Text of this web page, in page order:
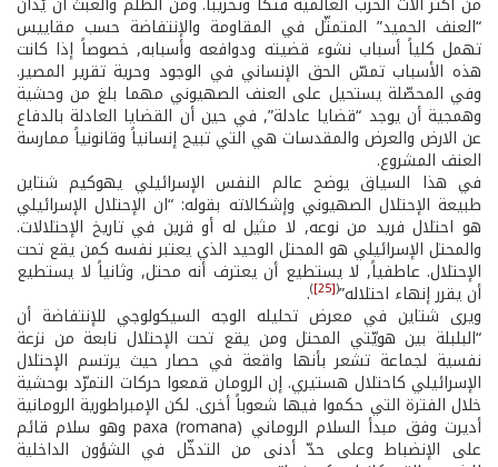
“العنف الحميد” المتمثّل في المقاومة والإنتفاضة حسب مقاييس
تهمل كلياً أسباب نشوء قضيته ودوافعه وأسبابه, خصوصاً إذا كانت
هذه الأسباب تمسّ الحق الإنساني في الوجود وحرية تقرير المصير.
وفي المحصّلة يستحيل على العنف الصهيوني مهما بلغ من وحشية
وهمجية أن يوجد “قضايا عادلة”, في حين أن القضايا العادلة بالدفاع
عن الارض والعرض والمقدسات هي التي تبيح إنسانياً وقانونياً ممارسة
العنف المشروع.
في هذا السياق يوضح عالم النفس الإسرائيلي يهوكيم شتاين
طبيعة الإحتلال الصهيوني وإشكالاته بقوله: “ان الإحتلال الإسرائيلي
هو احتلال فريد من نوعه, لا مثيل له أو قرين في تاريخ الإحتلالات.
والمحتل الإسرائيلي هو المحتل الوحيد الذي يعتبر نفسه كمن يقع تحت
الإحتلال. عاطفياً, لا يستطيع أن يعترف أنه محتل, وثانياً لا يستطيع
أن يقرر إنهاء احتلاله”(
[25]
)
.
ويرى شتاين في معرض تحليله الوجه السيكولوجي للإنتفاضة أن
“البلبلة بين هويّتي المحتل ومن يقع تحت الإحتلال نابعة من نزعة
نفسية لجماعة تشعر بأنها واقعة في حصار حيث يرتسم الإحتلال
الإسرائيلي كاحتلال هستيري. إن الرومان قمعوا حركات التمرّد بوحشية
خلال الفترة التي حكموا فيها شعوباً أخرى. لكن الإمبراطورية الرومانية
أديرت وفق مبدأ السلام الروماني (paxa (romana وهو سلام قائم
على الإنضباط وعلى حدّ أدنى من التدخّل في الشؤون الداخلية